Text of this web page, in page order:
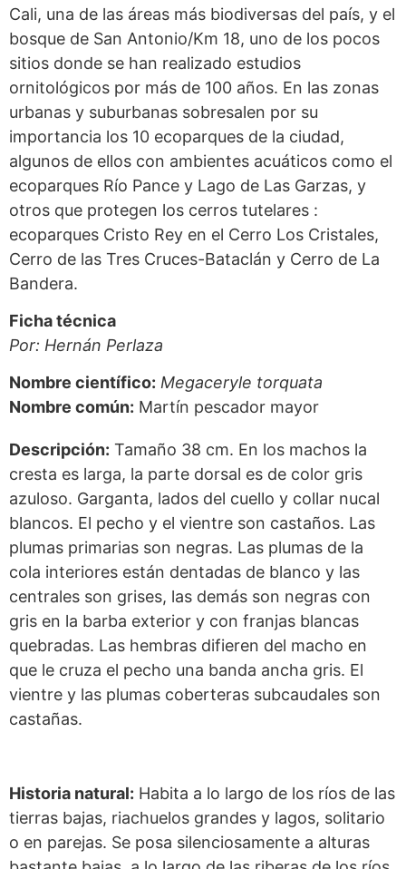
Cali, una de las áreas más biodiversas del país, y el
bosque de San Antonio/Km 18, uno de los pocos
sitios donde se han realizado estudios
ornitológicos por más de 100 años. En las zonas
urbanas y suburbanas sobresalen por su
importancia los 10 ecoparques de la ciudad,
algunos de ellos con ambientes acuáticos como el
ecoparques Río Pance y Lago de Las Garzas, y
otros que protegen los cerros tutelares :
ecoparques Cristo Rey en el Cerro Los Cristales,
Cerro de las Tres Cruces-Bataclán y Cerro de La
Bandera.
Ficha técnica
Por: Hernán Perlaza
Nombre científico: Megaceryle torquata
Nombre común: Martín pescador mayor
Descripción: Tamaño 38 cm. En los machos la
cresta es larga, la parte dorsal es de color gris
azuloso. Garganta, lados del cuello y collar nucal
blancos. El pecho y el vientre son castaños. Las
plumas primarias son negras. Las plumas de la
cola interiores están dentadas de blanco y las
centrales son grises, las demás son negras con
gris en la barba exterior y con franjas blancas
quebradas. Las hembras difieren del macho en
que le cruza el pecho una banda ancha gris. El
vientre y las plumas coberteras subcaudales son
castañas.
Historia natural: Habita a lo largo de los ríos de las
tierras bajas, riachuelos grandes y lagos, solitario
o en parejas. Se posa silenciosamente a alturas